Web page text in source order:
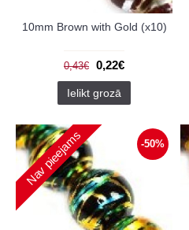
10mm Brown with Gold (x10)
0,43€ 0,22€
Ielikt grozā
-50%
Nav pieejams